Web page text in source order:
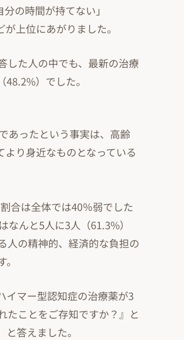
の時間が持てない」
上位にあがりました。
した人の中でも、最新の治療
）でした。
あったという事実は、高齢
り身近なものとなっている
合は全体では40％弱でした
んと5人に3人（61.3%）
人の精神的、経済的な負担の
イマー型認知症の治療薬が3
たことをご存知ですか？』と
答えました。